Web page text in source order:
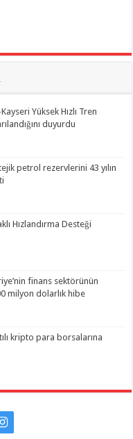
Yüksek Hızlı Tren
duyurdu
petrol rezervlerini 43 yılın
Hızlandırma Desteği
finans sektörünün
milyon dolarlık hibe
kripto para borsalarına